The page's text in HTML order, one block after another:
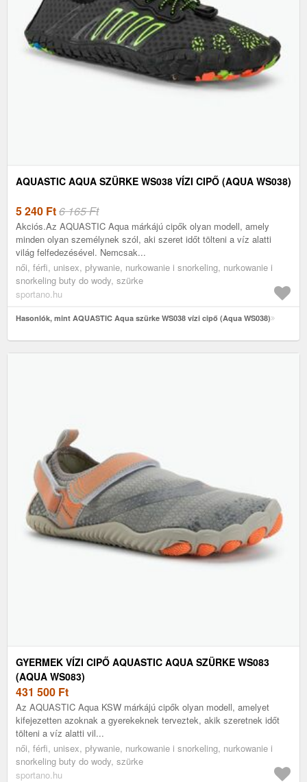
AQUASTIC AQUA SZÜRKE WS038 VÍZI CIPŐ (AQUA WS038)
5 240 Ft6 165 Ft
Akciós.Az AQUASTIC Aqua márkájú cipők olyan modell, amely
minden olyan személynek szól, aki szeret időt tölteni a víz alatti
világ felfedezésével. Nemcsak...
női, férfi, unisex, pływanie, nurkowanie i snorkeling, nurkowanie i
snorkeling buty do wody, szürke
sportano.hu
Hasonlók, mint AQUASTIC Aqua szürke WS038 vízi cipő (Aqua WS038)
GYERMEK VÍZI CIPŐ AQUASTIC AQUA SZÜRKE WS083
(AQUA WS083)
431 500 Ft
Az AQUASTIC Aqua KSW márkájú cipők olyan modell, amelyet
kifejezetten azoknak a gyerekeknek terveztek, akik szeretnek időt
tölteni a víz alatti vil...
női, férfi, unisex, pływanie, nurkowanie i snorkeling, nurkowanie i
snorkeling buty do wody, szürke
sportano.hu